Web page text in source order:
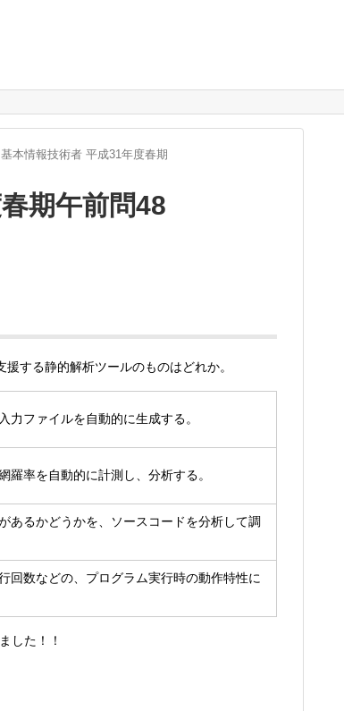
基本情報技術者 平成31年度春期
期午前問48
する静的解析ツールのものはどれか。
ファイルを自動的に生成する。
率を自動的に計測し、分析する。
あるかどうかを、ソースコードを分析して調
回数などの、プログラム実行時の動作特性に
した！！